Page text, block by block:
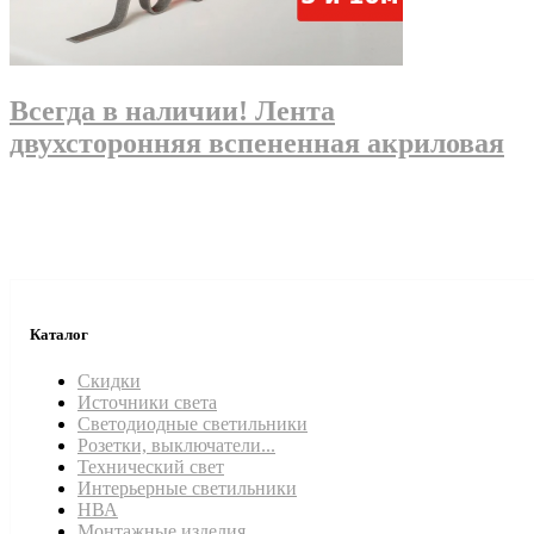
Всегда в наличии! Лента
двухсторонняя вспененная акриловая
Каталог
Скидки
Источники света
Светодиодные светильники
Розетки, выключатели...
Технический свет
Интерьерные светильники
НВА